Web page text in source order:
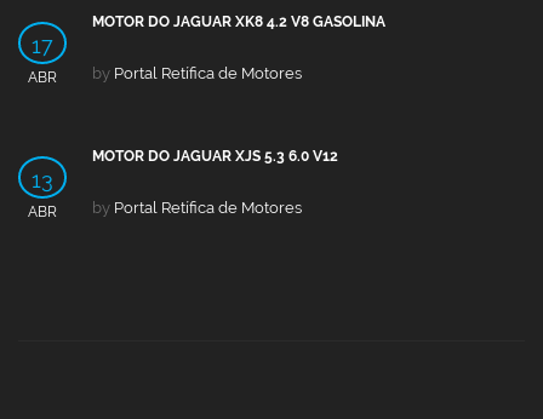
17
ABR
MOTOR DO JAGUAR XK8 4.2 V8 GASOLINA
by Portal Retífica de Motores
13
ABR
MOTOR DO JAGUAR XJS 5.3 6.0 V12
by Portal Retífica de Motores